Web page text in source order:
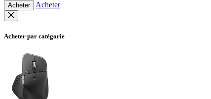
Acheter Acheter
Acheter par catégorie